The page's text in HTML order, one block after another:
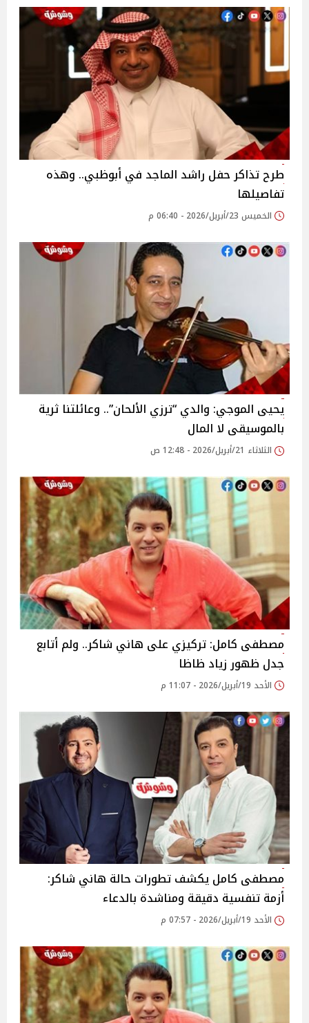
طرح تذاكر حفل راشد الماجد في أبوظبي.. وهذه
تفاصيلها
الخميس 23/أبريل/2026 - 06:40 م
يحيى الموجي: والدي “ترزي الألحان”.. وعائلتنا ثرية
بالموسيقى لا المال
الثلاثاء 21/أبريل/2026 - 12:48 ص
مصطفى كامل: تركيزي على هاني شاكر.. ولم أتابع
جدل ظهور زياد ظاظا
الأحد 19/أبريل/2026 - 11:07 م
مصطفى كامل يكشف تطورات حالة هاني شاكر:
أزمة تنفسية دقيقة ومناشدة بالدعاء
الأحد 19/أبريل/2026 - 07:57 م